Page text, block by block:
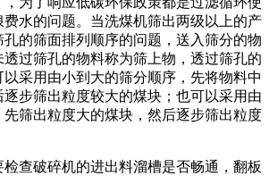
水的问题。当洗煤机筛出两级以上的产
的筛面排列顺序的问题，送入筛分的物
过筛孔的物料称为筛上物，透过筛孔的
采用由小到大的筛分顺序，先将物料中
步筛出粒度较大的煤块；也可以采用由
筛出粒度大的煤块，然后逐步筛出粒度
查破碎机的进出料溜槽是否畅通，翻板